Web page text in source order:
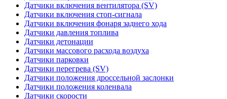
Датчики включения вентилятора (SV)
Датчики включения стоп-сигнала
Датчики включения фонаря заднего хода
Датчики давления топлива
Датчики детонации
Датчики массового расхода воздуха
Датчики парковки
Датчики перегрева (SV)
Датчики положения дроссельной заслонки
Датчики положения коленвала
Датчики скорости